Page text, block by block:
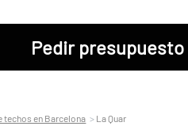
Pedir presupuesto
techos en Barcelona La Quar